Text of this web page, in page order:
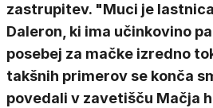
zastrupitev. "Muci je
Daleron, ki ima učinkovino
posebej za mačke izredno
takšnih primerov se konča
povedali v zavetišču Mačja